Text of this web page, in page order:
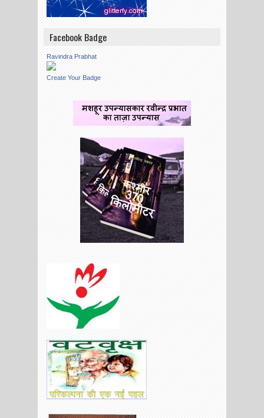
Facebook Badge
Ravindra Prabhat
Create Your Badge